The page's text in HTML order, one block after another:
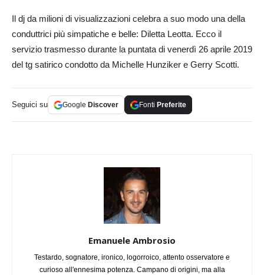
Il dj da milioni di visualizzazioni celebra a suo modo una della
conduttrici più simpatiche e belle: Diletta Leotta. Ecco il
servizio trasmesso durante la puntata di venerdì 26 aprile 2019
del tg satirico condotto da Michelle Hunziker e Gerry Scotti.
Seguici su Google Discover Fonti Preferite
Emanuele Ambrosio
Testardo, sognatore, ironico, logorroico, attento osservatore e
curioso all'ennesima potenza. Campano di origini, ma alla